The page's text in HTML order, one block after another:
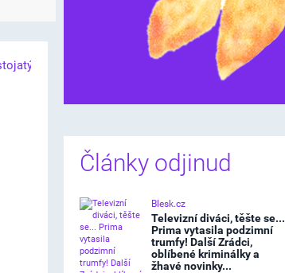
Články odjinud
Blesk.cz
Televizní diváci, těšte se...
Prima vytasila podzimní
trumfy! Další Zrádci,
oblíbené kriminálky a
žhavé novinky...